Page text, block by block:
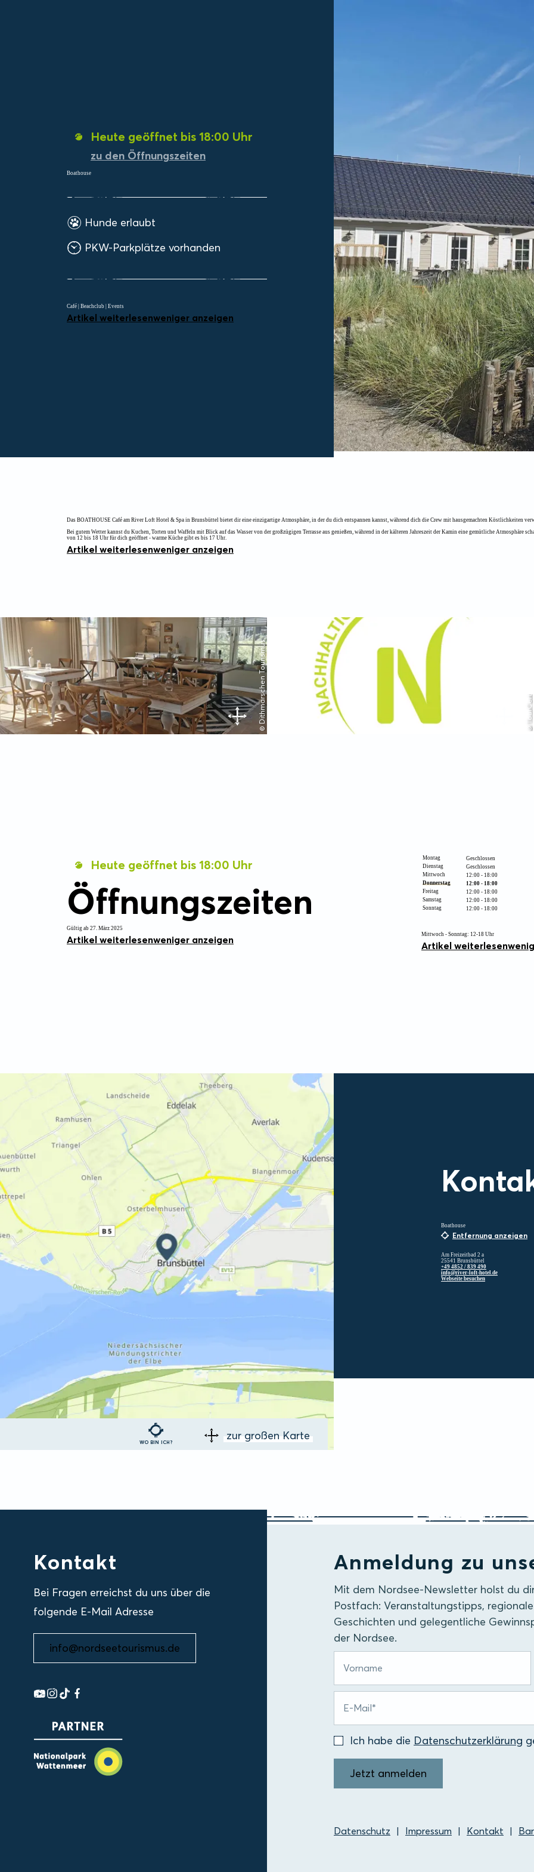
Heute geöffnet bis 18:00 Uhr
zu den Öffnungszeiten
Boathouse
Hunde erlaubt
PKW-Parkplätze vorhanden
Café | Beachclub | Events
Artikel weiterlesenweniger anzeigen
Das BOATHOUSE Café am River Loft Hotel & Spa in Brunsbüttel bietet dir eine einzigartige Atmosphäre, in der du dich entspannen kannst, während dich die Crew mit hausgemachten Köstlichkeiten
Bei gutem Wetter kannst du Kuchen, Torten und Waffeln mit Blick auf das Wasser von der großzügigen Terrasse aus genießen, während in der kälteren Jahreszeit der Kamin eine gemütliche Atmosphäre
von 12 bis 18 Uhr für dich geöffnet - warme Küche gibt es bis 17 Uhr.
Artikel weiterlesenweniger anzeigen
© Dithmarschen Tourismus © TourCert
Heute geöffnet bis 18:00 Uhr
Öffnungszeiten
Gültig ab 27. März 2025
Artikel weiterlesenweniger anzeigen
Montag
Geschlossen
Dienstag
Geschlossen
Mittwoch
12:00 - 18:00
Donnerstag
12:00 - 18:00
Freitag
12:00 - 18:00
Samstag
12:00 - 18:00
Sonntag
12:00 - 18:00
Mittwoch - Sonntag: 12-18 Uhr
Artikel weiterlesen
WO BIN ICH? zur großen Karte
Boathouse
Entfernung anzeigen
Am Freizeitbad 2 a
25541 Brunsbüttel
+49 4852 / 839 490
info@river-loft-hotel.de
Webseite besuchen
Anmeldung zu
Mit dem Nordsee-Newsletter holst du
Postfach: Veranstaltungstipps,
Geschichten und gelegentliche
der Nordsee.
Ich habe die Datenschutzerklärung
Jetzt anmelden
Datenschutz Impressum Kontakt
Kontakt
Bei Fragen erreichst du uns über die
folgende E-Mail Adresse
info@nordseetourismus.de